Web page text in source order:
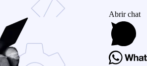
Abrir chat